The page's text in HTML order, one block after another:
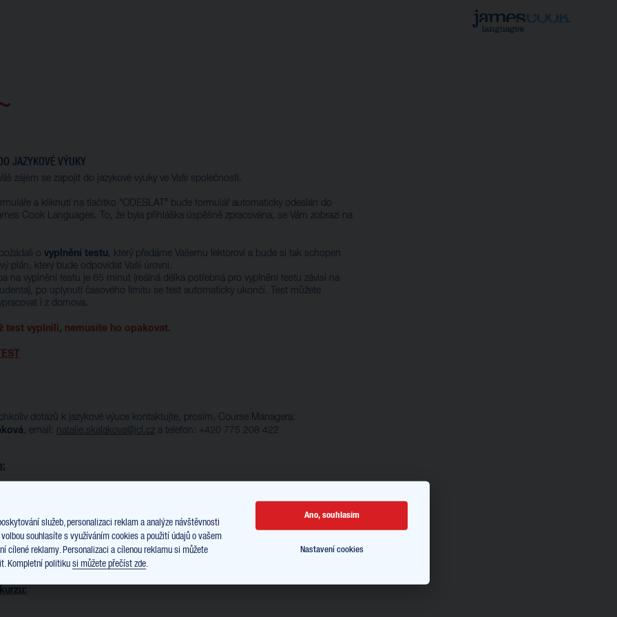
JAZYKOVÉ VÝUKY
zájem se zapojit do jazykové výuky ve Vaší společnosti.
a kliknutí na tlačítko "ODESLAT" bude formulář automaticky odeslán do
Cook Languages. To, že byla přihláška úspěšně zpracována, se Vám zobrazí na
o vyplnění testu, který předáme Vašemu lektorovi a bude si tak schopen
plán, který bude odpovídat Vaší úrovni.
na vyplnění testu je 65 minut (reálná délka potřebná pro vyplnění testu závisí na
po uplynutí časového limitu se test automaticky ukončí. Test můžete
i z domova.
test vyplnili, nemusíte ho opakovat.
dotazů k jazykové výuce kontaktujte, prosím, Course Managera:
, email: natalie.skalakova@jcl.cza telefon: +420 775 208 422
EMAIL
služeb, personalizaci reklam a analýze návštěvnosti
souhlasíte s využíváním cookies a použití údajů o vašem
cílené reklamy. Personalizaci a cílenou reklamu si můžete
Kompletní politiku si můžete přečíst zde
Ano, souhlasím
Nastavení cookies